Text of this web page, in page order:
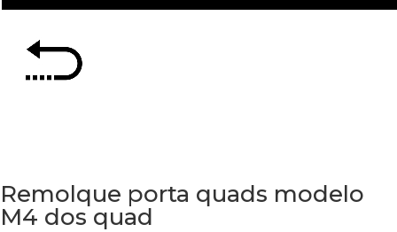
Remolque porta quads modelo
M4 dos quad